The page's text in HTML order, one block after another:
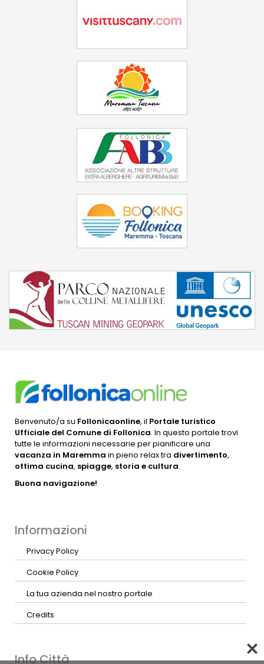
Benvenuto/a su Follonicaonline, il Portale turistico
Ufficiale del Comune di Follonica. In questo portale trovi
tutte le informazioni necessarie per pianificare una
vacanza in Maremma in pieno relax tra divertimento,
ottima cucina, spiagge, storia e cultura.
Buona navigazione!
Informazioni
Privacy Policy
Cookie Policy
La tua azienda nel nostro portale
Credits
Info Città